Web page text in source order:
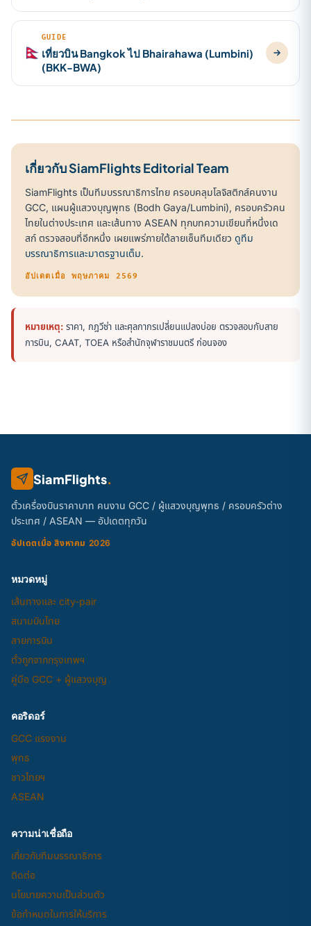
🇳🇵
GUIDE
เที่ยวบิน Bangkok ไป Bhairahawa (Lumbini)
(BKK-BWA)
เกี่ยวกับ SiamFlights Editorial Team
SiamFlights เป็นทีมบรรณาธิการไทย ครอบคลุมโลจิสติกส์คนงาน
GCC, แผนผู้แสวงบุญพุทธ (Bodh Gaya/Lumbini), ครอบครัวคน
ไทยในต่างประเทศ และเส้นทาง ASEAN ทุกบทความเขียนที่หนึ่งเด
สก์ ตรวจสอบที่อีกหนึ่ง เผยแพร่ภายใต้ลายเซ็นทีมเดียว ดูทีม
บรรณาธิการและมาตรฐานเต็ม.
อัปเดตเมื่อ พฤษภาคม 2569
หมายเหตุ: ราคา, กฎวีซ่า และศุลกากรเปลี่ยนแปลงบ่อย ตรวจสอบกับสาย
การบิน, CAAT, TOEA หรือสำนักจุฬาราชมนตรี ก่อนจอง
SiamFlights.
ตั๋วเครื่องบินราคาบาท คนงาน GCC / ผู้แสวงบุญพุทธ / ครอบครัวต่าง
ประเทศ / ASEAN — อัปเดตทุกวัน
อัปเดตเมื่อ สิงหาคม 2026
หมวดหมู่
เส้นทางและ city-pair
สนามบินไทย
สายการบิน
ตั๋วถูกจากกรุงเทพฯ
คู่มือ GCC + ผู้แสวงบุญ
คอริดอร์
GCC แรงงาน
พุทธ
ชาวไทยฯ
ASEAN
ความน่าเชื่อถือ
เกี่ยวกับทีมบรรณาธิการ
ติดต่อ
นโยบายความเป็นส่วนตัว
ข้อกำหนดในการให้บริการ